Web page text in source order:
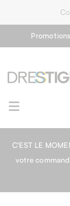
C'EST LE
votre